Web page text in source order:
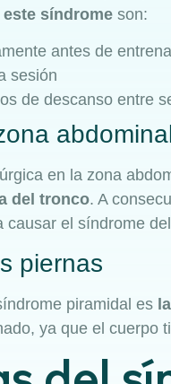
síndrome son:
antes de
sesión
de descanso entre
en la zona
del tronco. A
causar el síndrome
piernas
piramidal es
ya que el cuerpo